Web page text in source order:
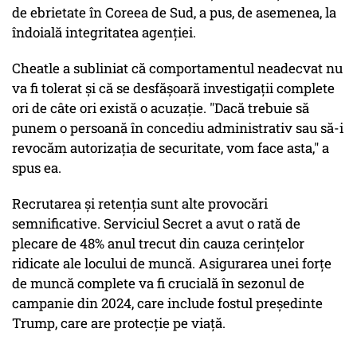
de ebrietate în Coreea de Sud, a pus, de asemenea, la
îndoială integritatea agenției.
Cheatle a subliniat că comportamentul neadecvat nu
va fi tolerat și că se desfășoară investigații complete
ori de câte ori există o acuzație. "Dacă trebuie să
punem o persoană în concediu administrativ sau să-i
revocăm autorizația de securitate, vom face asta," a
spus ea.
Recrutarea și retenția sunt alte provocări
semnificative. Serviciul Secret a avut o rată de
plecare de 48% anul trecut din cauza cerințelor
ridicate ale locului de muncă. Asigurarea unei forțe
de muncă complete va fi crucială în sezonul de
campanie din 2024, care include fostul președinte
Trump, care are protecție pe viață.